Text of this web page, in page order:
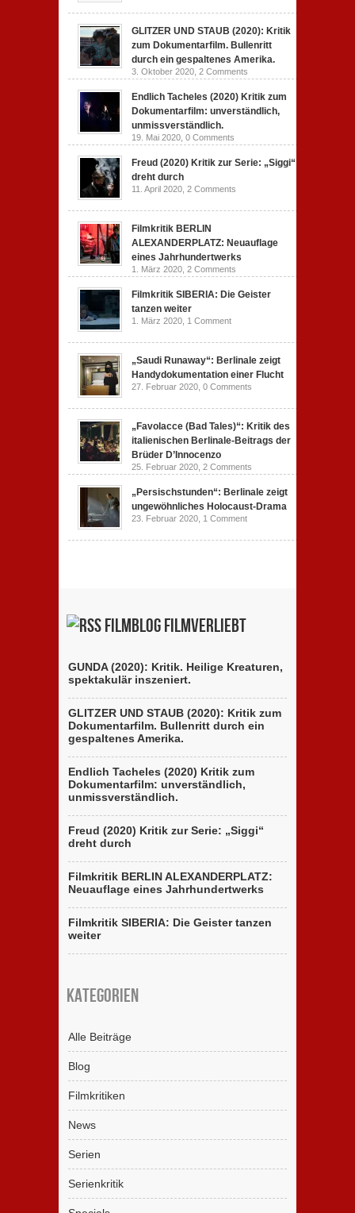
GLITZER UND STAUB (2020): Kritik
zum Dokumentarfilm. Bullenritt
durch ein gespaltenes Amerika.
3. Oktober 2020, 2 Comments
Endlich Tacheles (2020) Kritik zum
Dokumentarfilm: unverständlich,
unmissverständlich.
19. Mai 2020, 0 Comments
Freud (2020) Kritik zur Serie: „Siggi“
dreht durch
11. April 2020, 2 Comments
Filmkritik BERLIN
ALEXANDERPLATZ: Neuauflage
eines Jahrhundertwerks
1. März 2020, 2 Comments
Filmkritik SIBERIA: Die Geister
tanzen weiter
1. März 2020, 1 Comment
„Saudi Runaway“: Berlinale zeigt
Handydokumentation einer Flucht
27. Februar 2020, 0 Comments
„Favolacce (Bad Tales)“: Kritik des
italienischen Berlinale-Beitrags der
Brüder D’Innocenzo
25. Februar 2020, 2 Comments
„Persischstunden“: Berlinale zeigt
ungewöhnliches Holocaust-Drama
23. Februar 2020, 1 Comment
Filmblog filmverliebt
GUNDA (2020): Kritik. Heilige Kreaturen,
spektakulär inszeniert.
GLITZER UND STAUB (2020): Kritik zum
Dokumentarfilm. Bullenritt durch ein
gespaltenes Amerika.
Endlich Tacheles (2020) Kritik zum
Dokumentarfilm: unverständlich,
unmissverständlich.
Freud (2020) Kritik zur Serie: „Siggi“
dreht durch
Filmkritik BERLIN ALEXANDERPLATZ:
Neuauflage eines Jahrhundertwerks
Filmkritik SIBERIA: Die Geister tanzen
weiter
Kategorien
Alle Beiträge
Blog
Filmkritiken
News
Serien
Serienkritik